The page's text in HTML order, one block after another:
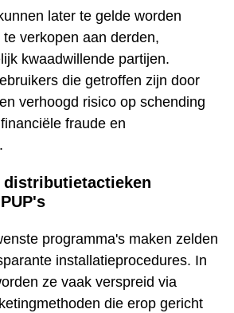
later te gelde worden
verkopen aan derden,
kwaadwillende partijen.
die getroffen zijn door
verhoogd risico op schending
fraude en
programma's maken zelden
installatieprocedures. In
ze vaak verspreid via
die erop gericht